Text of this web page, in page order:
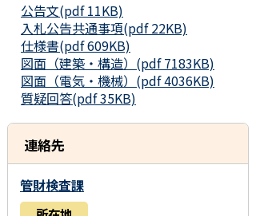
公告文(pdf 11KB)
入札公告共通事項(pdf 22KB)
仕様書(pdf 609KB)
図面（建築・構造）(pdf 7183KB)
図面（電気・機械）(pdf 4036KB)
質疑回答(pdf 35KB)
連絡先
管財検査課